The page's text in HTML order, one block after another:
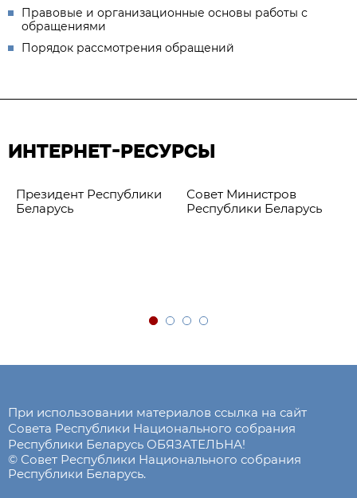
Правовые и организационные основы работы с
обращениями
Порядок рассмотрения обращений
ИНТЕРНЕТ-РЕСУРСЫ
Президент Республики
Беларусь
Совет Министров
Республики Беларусь
При использовании материалов ссылка на сайт
Совета Республики Национального собрания
Республики Беларусь ОБЯЗАТЕЛЬНА!
© Совет Республики Национального собрания
Республики Беларусь.